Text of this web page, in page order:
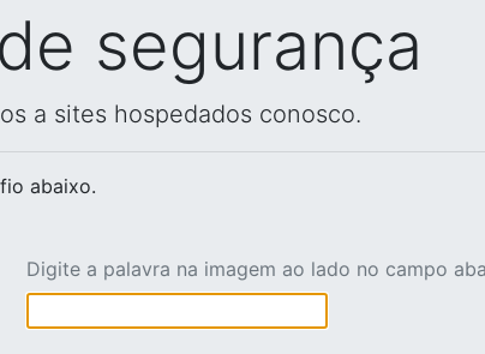
segurança
a sites hospedados conosco.
abaixo.
Digite a palavra na imagem ao lado no campo